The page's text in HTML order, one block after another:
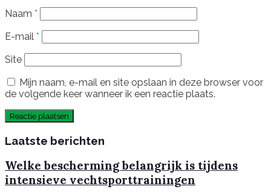
Naam *
E-mail *
Site
Mijn naam, e-mail en site opslaan in deze browser voor
de volgende keer wanneer ik een reactie plaats.
Laatste berichten
Welke bescherming belangrijk is tijdens
intensieve vechtsporttrainingen